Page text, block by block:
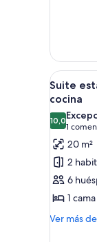
no
cocina
Abrir
todas
las
fotos
de
Suite
2
no
6
Suite
cocina
10,010,0 de 10
1
(1
20 m²
2
6
1
Ver más
Más